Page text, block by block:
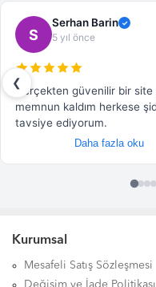
Kurumsal
Mesafeli Satış Sözleşmesi
Değişim ve İade Politikası